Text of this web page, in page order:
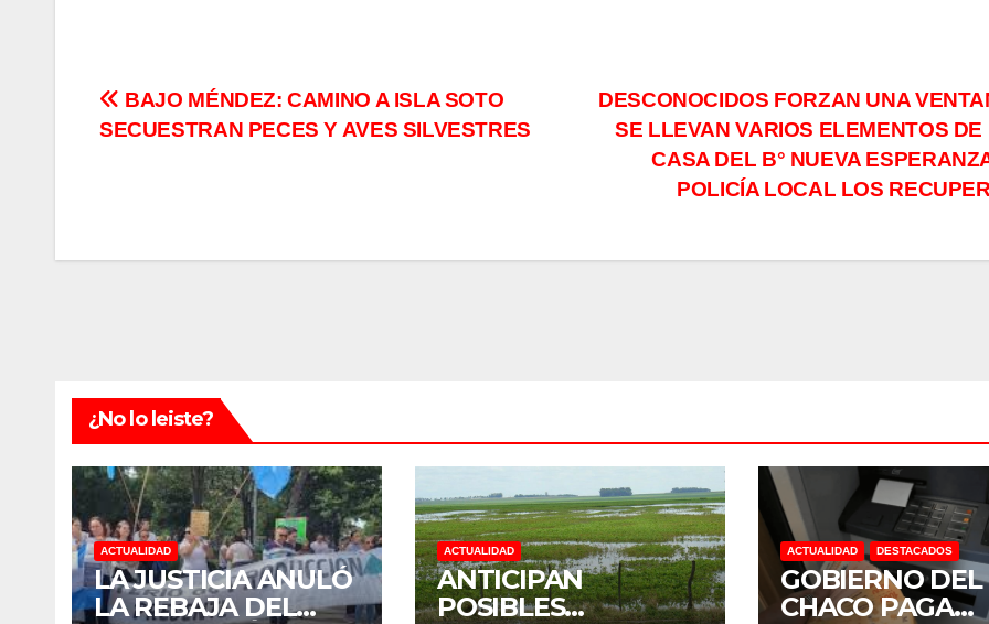
Navegación
DESCONOCIDOS FORZAN UNA
SE LLEVAN VARIOS ELEMENTOS DE
CASA DEL B° NUEVA
POLICÍA LOCAL LOS
BAJO MÉNDEZ: CAMINO A ISLA SOTO
SECUESTRAN PECES Y AVES SILVESTRES
¿No lo leiste?
ACTUALIDAD
LA JUSTICIA ANULÓ
LA REBAJA DEL
ACTUALIDAD
ANTICIPAN
POSIBLES
ACTUALIDAD DESTACADOS
GOBIERNO DEL
CHACO PAGA